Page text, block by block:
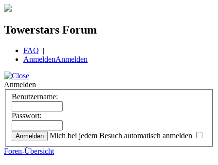
Towerstars Forum
FAQ |
AnmeldenAnmelden
Anmelden
Benutzername:
Passwort:
Mich bei jedem Besuch automatisch anmelden
Foren-Übersicht